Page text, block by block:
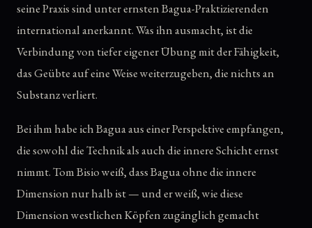
seine Praxis sind unter ernsten Bagua-Praktizierenden
international anerkannt. Was ihn ausmacht, ist die
Verbindung von tiefer eigener Übung mit der Fähigkeit,
das Geübte auf eine Weise weiterzugeben, die nichts an
Substanz verliert.
Bei ihm habe ich Bagua aus einer Perspektive empfangen,
die sowohl die Technik als auch die innere Schicht ernst
nimmt. Tom Bisio weiß, dass Bagua ohne die innere
Dimension nur halb ist — und er weiß, wie diese
Dimension westlichen Köpfen zugänglich gemacht